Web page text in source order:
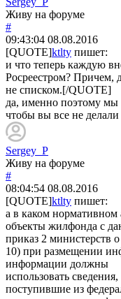
Живу на форуме
#
09:43:04 08.08.2016
[QUOTE]ktlty пишет:
и что теперь каждую
Росреестром? Причем,
не списком.[/QUOTE]
да, именно поэтому
чтобы вы все не
Sergey_P
Живу на форуме
#
08:04:54 08.08.2016
[QUOTE]ktlty пишет:
а в каком нормативном
объекты жилфонда с
приказ 2 министерств
10) при размещении
информации должны
использовать
поступившие из